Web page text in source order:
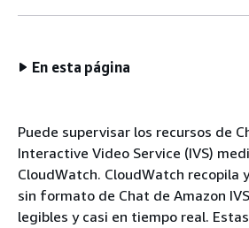
En esta página
Puede supervisar los recursos de
Interactive Video Service (IVS)
CloudWatch. CloudWatch recopila
sin formato de Chat de Amazon
legibles y casi en tiempo real.